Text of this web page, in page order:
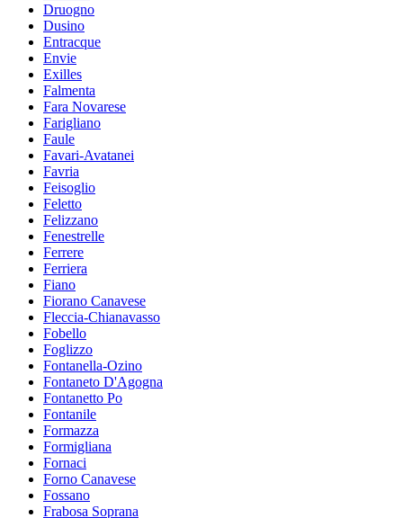
Druogno
Dusino
Entracque
Envie
Exilles
Falmenta
Fara Novarese
Farigliano
Faule
Favari-Avatanei
Favria
Feisoglio
Feletto
Felizzano
Fenestrelle
Ferrere
Ferriera
Fiano
Fiorano Canavese
Fleccia-Chianavasso
Fobello
Foglizzo
Fontanella-Ozino
Fontaneto D'Agogna
Fontanetto Po
Fontanile
Formazza
Formigliana
Fornaci
Forno Canavese
Fossano
Frabosa Soprana